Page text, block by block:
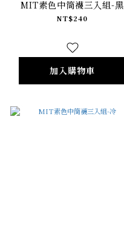
MIT素色中筒襪三入組-黑
NT$240
加入購物車